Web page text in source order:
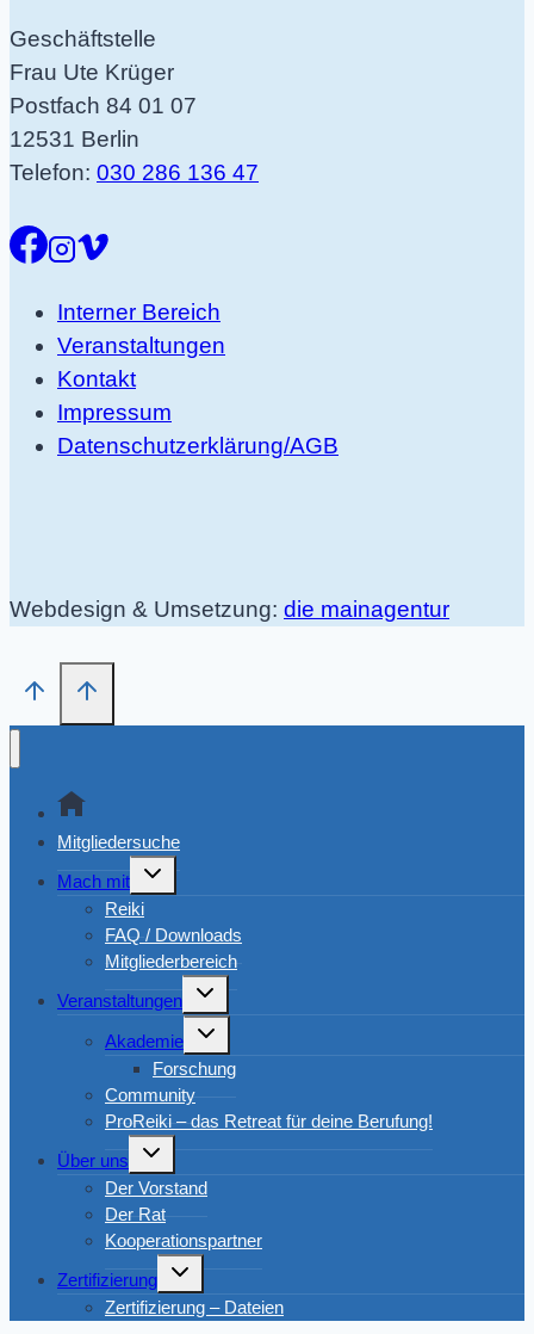
Geschäftstelle
Frau Ute Krüger
Postfach 84 01 07
12531 Berlin
Telefon: 030 286 136 47
Interner Bereich
Veranstaltungen
Kontakt
Impressum
Datenschutzerklärung/AGB
Webdesign & Umsetzung: die mainagentur
Mitgliedersuche
Mach mit
Untermenü
Reiki
FAQ / Downloads
Mitgliederbereich
Veranstaltungen
Untermenü
Akademie
Untermenü
Forschung
Community
ProReiki – das Retreat für deine Berufung!
Über uns
Untermenü
Der Vorstand
Der Rat
Kooperationspartner
Zertifizierung
Untermenü
Zertifizierung – Dateien